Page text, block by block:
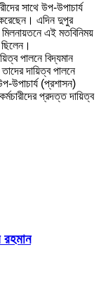
সাথে উপ-উপাচার্য
করেছেন। এদিন দুপুর
মিলনায়তনে এই মতবিনিময়
পালনে বিদ্যমান
দায়িত্ব পালনে
উপাচার্য (প্রশাসন)
প্রদত্ত দায়িত্ব